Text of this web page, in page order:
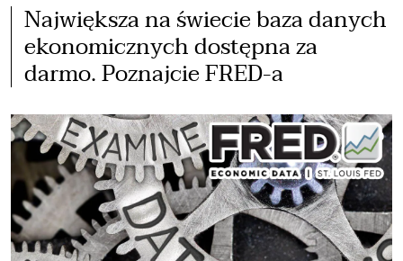
Największa na świecie baza danych
ekonomicznych dostępna za
darmo. Poznajcie FRED-a